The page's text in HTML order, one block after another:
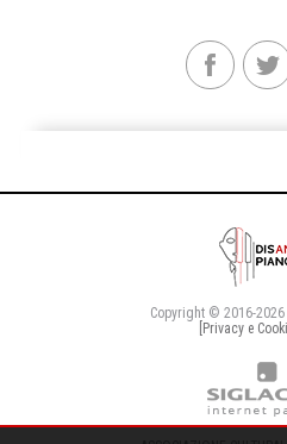
Copyright © 2016-2026
[Privacy e